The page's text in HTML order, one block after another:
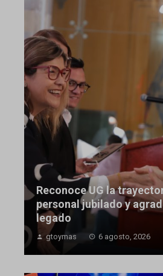
Reconoce UG la
personal jubilado y
legado
gtoymas 6 agosto, 2026